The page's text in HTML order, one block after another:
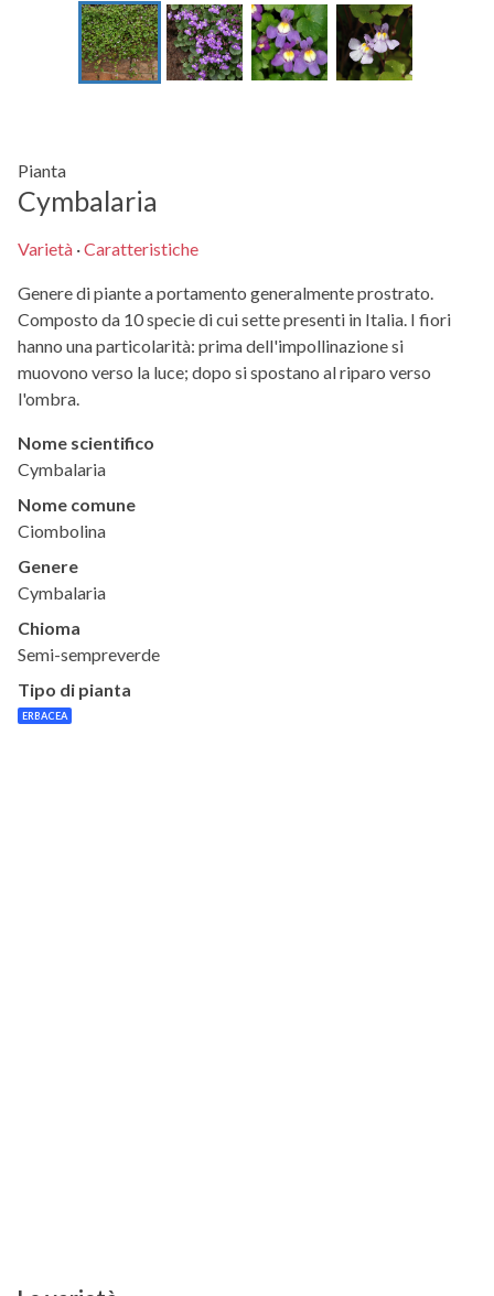
Pianta
Cymbalaria
Varietà ·Caratteristiche
Genere di piante a portamento generalmente prostrato.
Composto da 10 specie di cui sette presenti in Italia. I fiori
hanno una particolarità: prima dell'impollinazione si
muovono verso la luce; dopo si spostano al riparo verso
l'ombra.
Nome scientifico
Cymbalaria
Nome comune
Ciombolina
Genere
Cymbalaria
Chioma
Semi-sempreverde
Tipo di pianta
ERBACEA